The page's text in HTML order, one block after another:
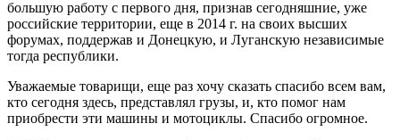
большую работу с первого дня, признав сегодняшние, уже
российские территории, еще в 2014 г. на своих высших
форумах, поддержав и Донецкую, и Луганскую независимые
тогда республики.
Уважаемые товарищи, еще раз хочу сказать спасибо всем вам,
кто сегодня здесь, представлял грузы, и, кто помог нам
приобрести эти машины и мотоциклы. Спасибо огромное.